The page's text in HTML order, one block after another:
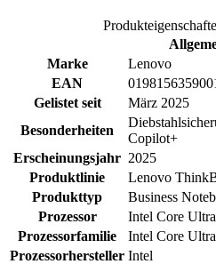
Marke
Lenovo
EAN
Gelistet seit
März 2025
Besonderheiten
Copilot+
Erscheinungsjahr 2025
Produktlinie
Lenovo
Produkttyp
Business
Prozessor
Intel Core
Prozessorfamilie
Intel Core
Prozessorhersteller Intel